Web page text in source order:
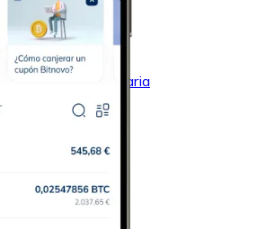
transferencia bancaria